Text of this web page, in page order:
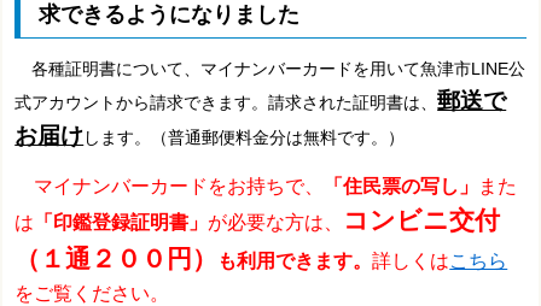
求できるようになりました
各種証明書について、マイナンバーカードを用いて魚津市LINE公
式アカウントから請求できます。請求された証明書は、郵送で
お届けします。（普通郵便料金分は無料です。）
マイナンバーカードをお持ちで、 「住民票の写し」
また
は 「印鑑登録証明書」 が必要な方は、
コンビニ交付
（１通２００円）
も利用できます。詳しくはこちら
をご覧ください。